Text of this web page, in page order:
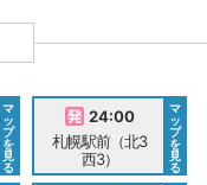
マ
ッ
プ
を
見
る
24:00
札幌駅前（北3
西3）
マ
ッ
プ
を
見
る